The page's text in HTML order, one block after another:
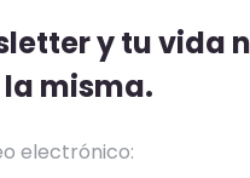
y tu vida
misma.
electrónico: